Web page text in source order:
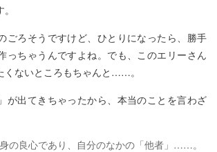
ろそうですけど、ひとりになったら、勝手
っちゃうんですよね。でも、このエリーさん
くないところもちゃんと……。
が出てきちゃったから、本当のことを言わざ
の良心であり、自分のなかの「他者」……。